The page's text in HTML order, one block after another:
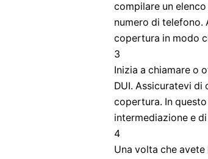
compilare un
numero di telefono.
copertura in modo
3
Inizia a chiamare o
DUI. Assicuratevi di
copertura. In
intermediazione e
4
Una volta che